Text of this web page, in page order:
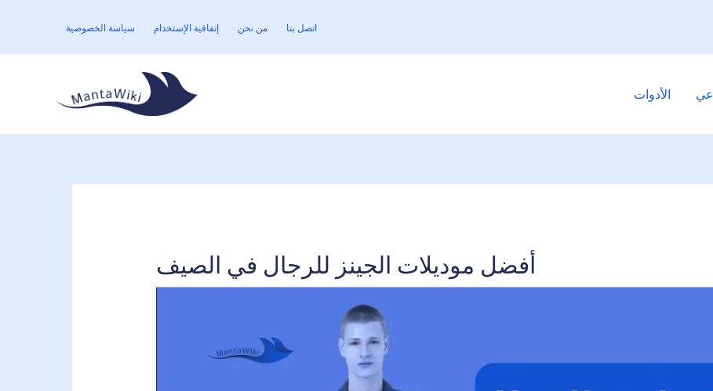
content
سياسة الخصوصية إتفاقية الإستخدام من نحن اتصل بنا
الأدوات
أفضل موديلات الجينز للرجال في الصيف